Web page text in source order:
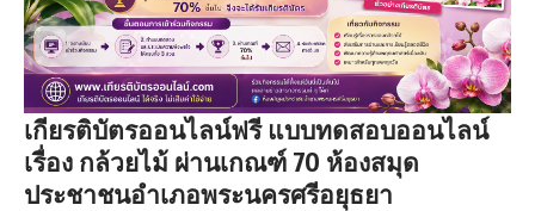
เกียรติบัตรออนไลน์ฟรี แบบทดสอบออนไลน์
เรื่อง กล้วยไม้ ผ่านเกณฑ์ 70 ห้องสมุด
ประชาชนอำเภอพระนครศรีอยุธยา